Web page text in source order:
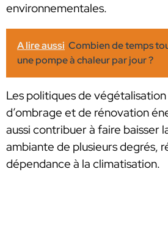
environnementales.
A lire aussi Combien de temps
une pompe à chaleur par jour ?
Les politiques de
d’ombrage et de rénovation
aussi contribuer à faire baisser
ambiante de plusieurs degrés,
dépendance à la climatisation.